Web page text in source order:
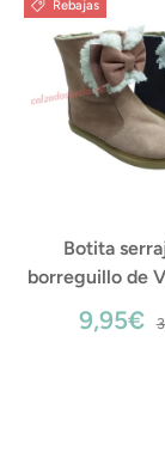
Rebajas
Botita
borreguillo de
9,95€